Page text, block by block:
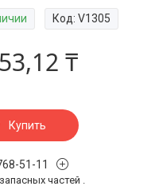
Код:V1305
₸
Купить
51-11
частей .